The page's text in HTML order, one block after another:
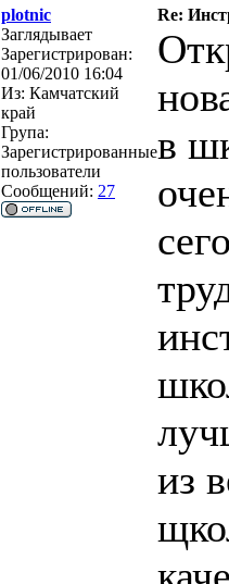
plotnic
Re:
Заглядывает
Зарегистрирован:
01/06/2010 16:04
Из: Камчатский
край
Група:
Зарегистрированные
пользователи
Сообщений: 27
в
из